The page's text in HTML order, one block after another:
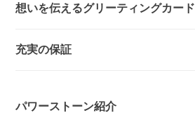
想いを伝えるグリーティングカード
充実の保証
パワーストーン紹介